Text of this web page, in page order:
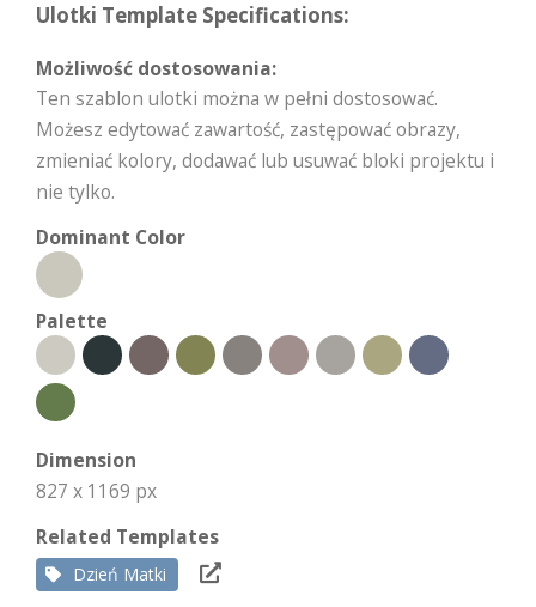
Ulotki Template Specifications:
Możliwość dostosowania:
Ten szablon ulotki można w pełni dostosować.
Możesz edytować zawartość, zastępować obrazy,
zmieniać kolory, dodawać lub usuwać bloki projektu i
nie tylko.
Dominant Color
Palette
Dimension
827 x 1169 px
Related Templates
Dzień Matki